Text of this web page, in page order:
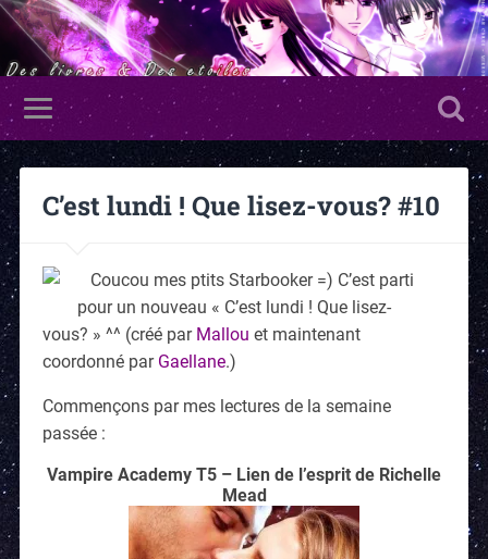
C’est lundi ! Que lisez-vous? #10
Coucou mes ptits Starbooker =) C’est parti
pour un nouveau « C’est lundi ! Que lisez-
vous? » ^^ (créé par Mallou et maintenant
coordonné par Gaellane.)
Commençons par mes lectures de la semaine
passée :
Vampire Academy T5 – Lien de l’esprit de Richelle
Mead